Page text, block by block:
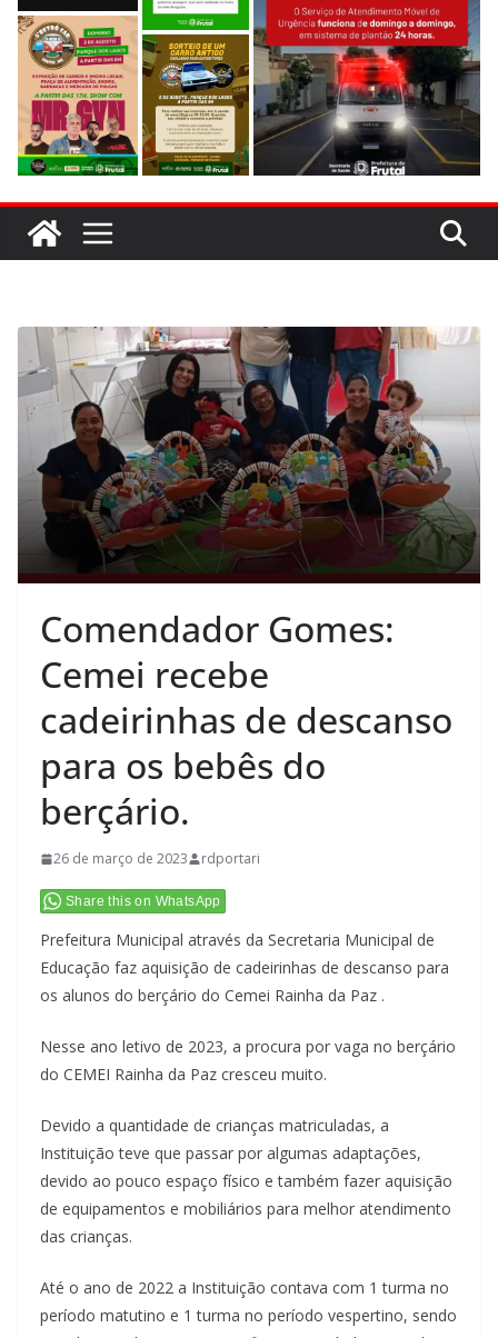
Comendador Gomes:
Cemei recebe
cadeirinhas de descanso
para os bebês do
berçário.
26 de março de 2023 rdportari
Share this on WhatsApp
Prefeitura Municipal através da Secretaria Municipal de
Educação faz aquisição de cadeirinhas de descanso para
os alunos do berçário do Cemei Rainha da Paz .
Nesse ano letivo de 2023, a procura por vaga no berçário
do CEMEI Rainha da Paz cresceu muito.
Devido a quantidade de crianças matriculadas, a
Instituição teve que passar por algumas adaptações,
devido ao pouco espaço físico e também fazer aquisição
de equipamentos e mobiliários para melhor atendimento
das crianças.
Até o ano de 2022 a Instituição contava com 1 turma no
período matutino e 1 turma no período vespertino, sendo